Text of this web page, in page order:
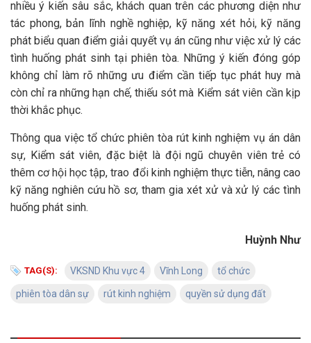
nhiều ý kiến sâu sắc, khách quan trên các phương diện như
tác phong, bản lĩnh nghề nghiệp, kỹ năng xét hỏi, kỹ năng
phát biểu quan điểm giải quyết vụ án cũng như việc xử lý các
tình huống phát sinh tại phiên tòa. Những ý kiến đóng góp
không chỉ làm rõ những ưu điểm cần tiếp tục phát huy mà
còn chỉ ra những hạn chế, thiếu sót mà Kiểm sát viên cần kịp
thời khắc phục.
Thông qua việc tổ chức phiên tòa rút kinh nghiệm vụ án dân
sự, Kiểm sát viên, đặc biệt là đội ngũ chuyên viên trẻ có
thêm cơ hội học tập, trao đổi kinh nghiệm thực tiễn, nâng cao
kỹ năng nghiên cứu hồ sơ, tham gia xét xử và xử lý các tình
huống phát sinh.
Huỳnh Như
TAG(S): VKSND Khu vực 4 Vĩnh Long tổ chức
phiên tòa dân sự rút kinh nghiệm quyền sử dụng đất